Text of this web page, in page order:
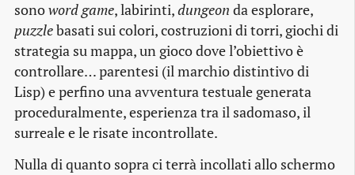
sonoword game, labirinti,dungeon da esplorare,
puzzlebasati sui colori, costruzioni di torri, giochi di
strategia su mappa, un gioco dove l’obiettivo è
controllare… parentesi (il marchio distintivo di
Lisp) e perfino una avventura testuale generata
proceduralmente, esperienza tra il sadomaso, il
surreale e le risate incontrollate.
Nulla di quanto sopra ci terrà incollati allo schermo